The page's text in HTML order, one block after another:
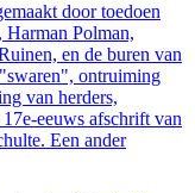
door toedoen
Harman Polman,
en de buren van
ontruiming
van herders,
eeuws afschrift van
Een ander